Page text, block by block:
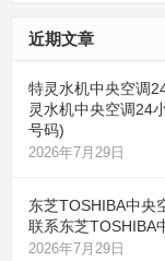
近期文章
特灵水机中央空调
灵水机中央空调24
号码)
2026年7月29日
东芝TOSHIBA中央
联系东芝TOSHIBA
2026年7月29日